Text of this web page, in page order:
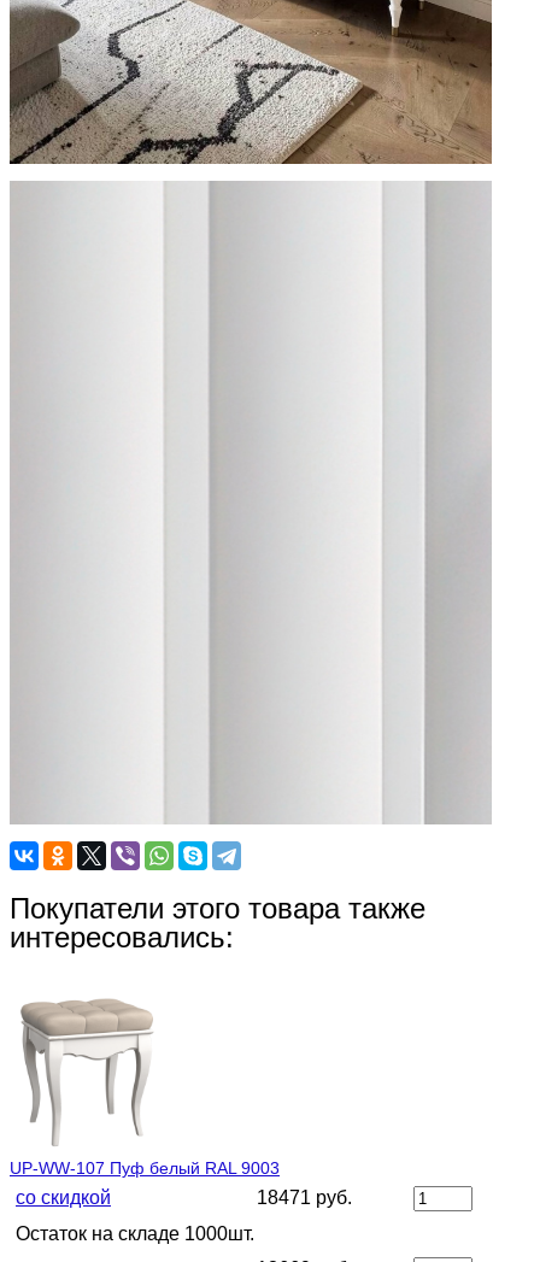
Покупатели этого товара также
интересовались:
UP-WW-107 Пуф белый RAL 9003
со скидкой
18471 руб.
Остаток на складе 1000шт.